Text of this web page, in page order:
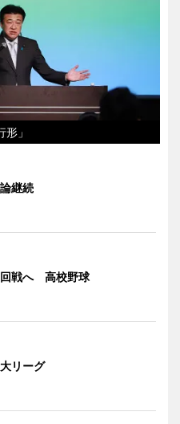
」
継続
戦へ 高校野球
リーグ